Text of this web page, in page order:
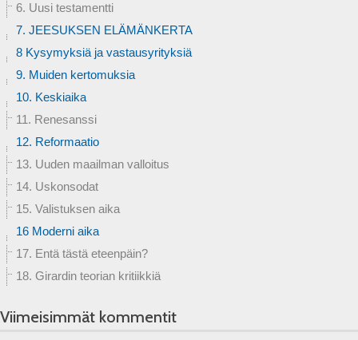
6. Uusi testamentti
7. JEESUKSEN ELÄMÄNKERTA
8 Kysymyksiä ja vastausyrityksiä
9. Muiden kertomuksia
10. Keskiaika
11. Renesanssi
12. Reformaatio
13. Uuden maailman valloitus
14. Uskonsodat
15. Valistuksen aika
16 Moderni aika
17. Entä tästä eteenpäin?
18. Girardin teorian kritiikkiä
Viimeisimmät kommentit